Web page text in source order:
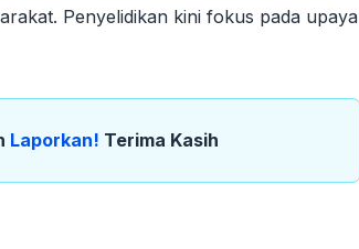
Penyelidikan kini fokus pada upaya
Laporkan! Terima Kasih